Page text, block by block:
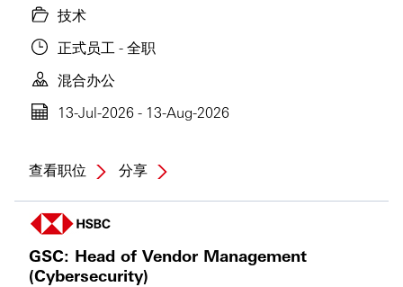
技术
正式员工 - 全职
混合办公
13-Jul-2026 - 13-Aug-2026
查看职位 分享
GSC: Head of Vendor Management
(Cybersecurity)